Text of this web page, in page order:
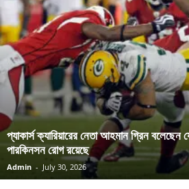
প্যাকার্স ক্যারিয়ারের নেতা আহমান গ্রিন বলেছেন
পারকিনসন রোগ রয়েছে
Admin - July 30, 2026